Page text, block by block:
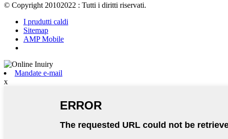
© Copyright 20102022 : Tutti i diritti riservati.
I prudutti caldi
Sitemap
AMP Mobile
Mandate e-mail
x